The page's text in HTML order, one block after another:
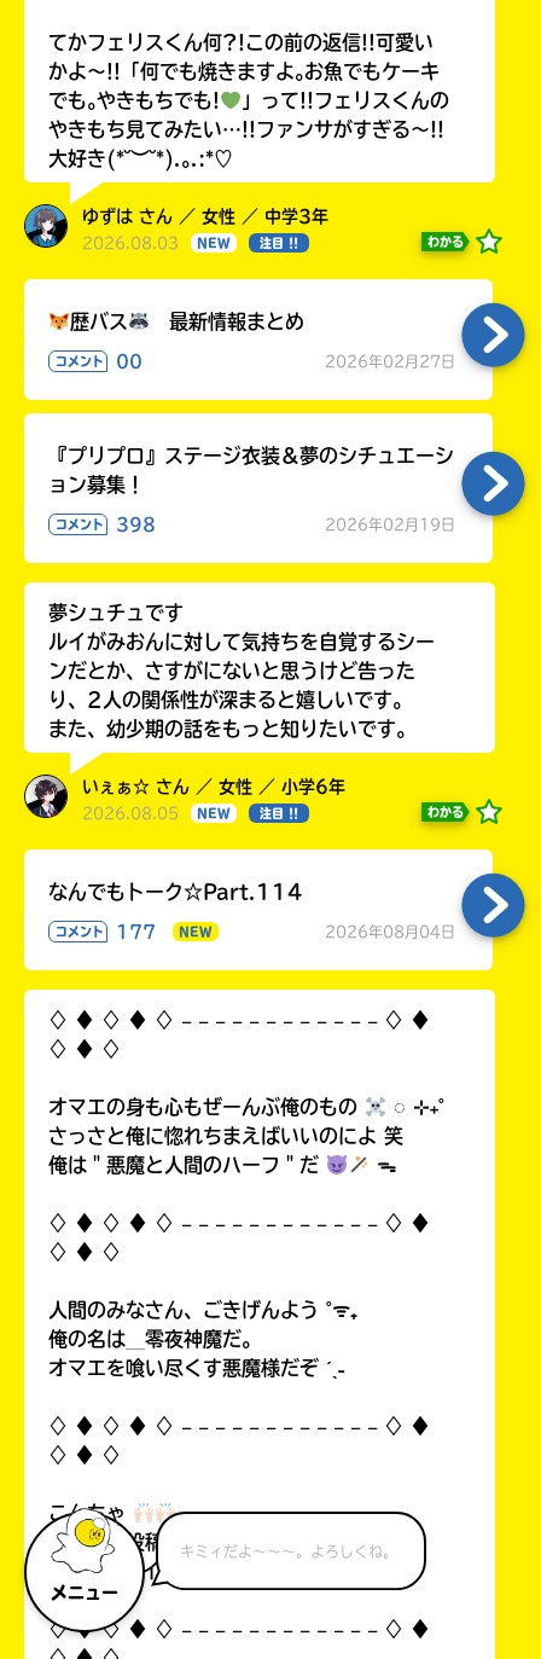
メニュー
キミィだよ～～～。よろしくね。
てかフェリスくん何?!この前の返信!!可愛い
かよ〜!!「何でも焼きますよ｡お魚でもケーキ
でも｡やきもちでも!
」って!!フェリスくんの
やきもち見てみたい…!!ファンサがすぎる〜!!
大好き(*˘︶˘*).｡.:*♡
ゆずは さん ／ 女性 ／ 中学3年
2026.08.03 NEW 注目 !! わかる
歴バス 最新情報まとめ
コメント 00 2026年02月27日
『プリプロ』ステージ衣装＆夢のシチュエーシ
ョン募集！
コメント 398 2026年02月19日
夢シュチュです
ルイがみおんに対して気持ちを自覚するシー
ンだとか、さすがにないと思うけど告った
り、2人の関係性が深まると嬉しいです。
また、幼少期の話をもっと知りたいです。
いぇぁ☆ さん ／ 女性 ／ 小学6年
2026.08.05 NEW 注目 !! わかる
なんでもトーク☆Part.114
コメント 177 NEW 2026年08月04日
♢ ♦︎ ♢ ♦︎ ♢ 𓐄 𓐄 𓐄 𓐄 𓐄 𓐄 𓐄 𓐄 𓐄 𓐄 𓐄 𓐄 ♢ ♦︎
♢ ♦︎ ♢
オマエの身も心もぜーんぶ俺のもの
◌ ⊹₊˚
さっさと俺に惚れちまえばいいのによ 笑
俺は＂悪魔と人間のハーフ＂だ
ᯓ
♢ ♦︎ ♢ ♦︎ ♢ 𓐄 𓐄 𓐄 𓐄 𓐄 𓐄 𓐄 𓐄 𓐄 𓐄 𓐄 𓐄 ♢ ♦︎
♢ ♦︎ ♢
人間のみなさん、ごきげんよう ˚ᯤ₊
俺の名は＿零夜神魔だ。
オマエを喰い尽くす悪魔様だぞ ˊˎ˗
♢ ♦︎ ♢ ♦︎ ♢ 𓐄 𓐄 𓐄 𓐄 𓐄 𓐄 𓐄 𓐄 𓐄 𓐄 𓐄 𓐄 ♢ ♦︎
♢ ♦︎ ♢
こんちゃ
自分の初投稿を見て俺思ったんすよ…！
中1なのにイタいって！((
♢ ♦︎ ♢ ♦︎ ♢ 𓐄 𓐄 𓐄 𓐄 𓐄 𓐄 𓐄 𓐄 𓐄 𓐄 𓐄 𓐄 ♢ ♦︎